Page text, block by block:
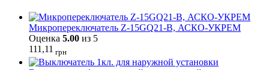
Микропереключатель Z-15GQ21-B, АСКО-УКРЕМ
Оценка 5.00 из 5
111,11 грн